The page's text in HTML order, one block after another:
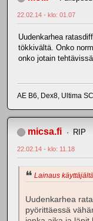
22.02.14 - klo: 01.07
Uudenkarhea
tökkivältä. Onko
onko jotain
AE B6, Dex8, Ultima
micsa.fi RIP
22.02.14 - klo: 11.18
Lainaus
Uudenkarhea
pyörittäessä